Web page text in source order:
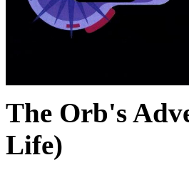
The Orb's
Life)